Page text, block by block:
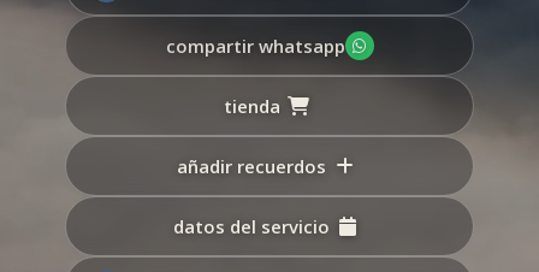
compartir whatsapp
tienda
añadir recuerdos
datos del servicio